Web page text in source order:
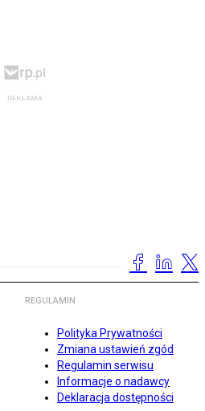
REGULAMIN
Polityka Prywatności
Zmiana ustawień zgód
Regulamin serwisu
Informacje o nadawcy
Deklaracja dostępności